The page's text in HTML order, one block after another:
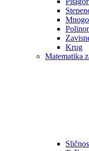
Krug
Matematika